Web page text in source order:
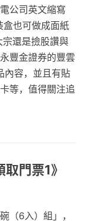
公司英文縮寫
盒也可做成面紙
還是撿股讚與
豐金證券的豐雲
內容，並且有貼
等，值得關注追
門票1》
（6入）組」，